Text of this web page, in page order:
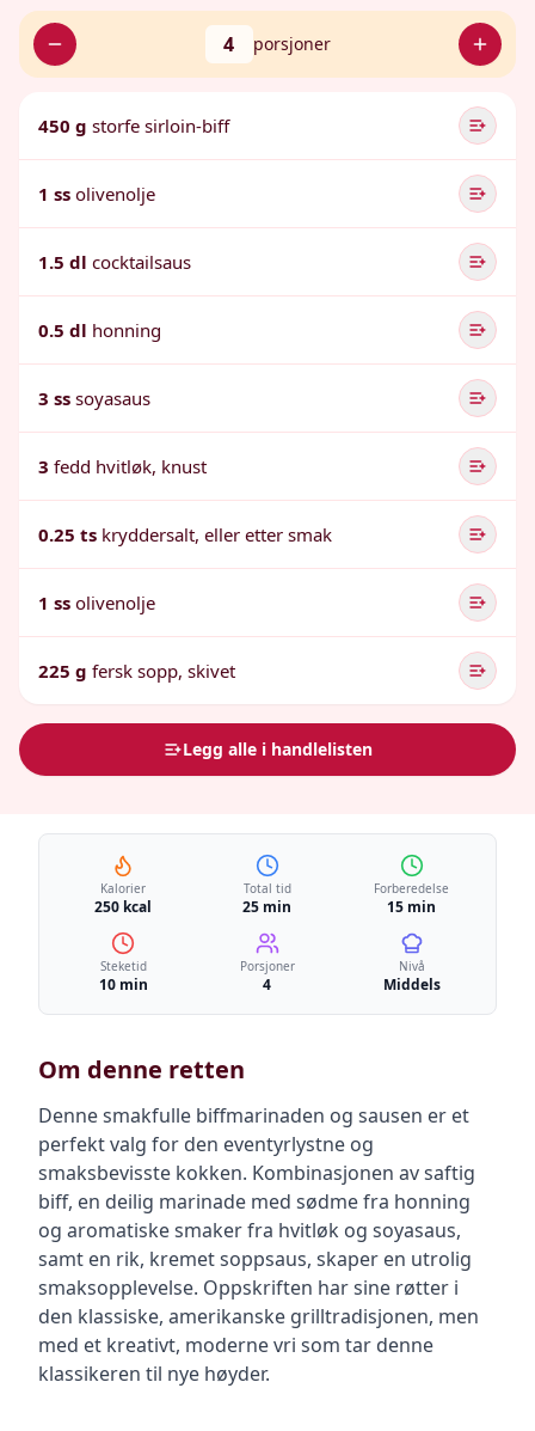
4 porsjoner
450 g storfe sirloin-biff
1 ss olivenolje
1.5 dl cocktailsaus
0.5 dl honning
3 ss soyasaus
3 fedd hvitløk, knust
0.25 ts kryddersalt, eller etter smak
1 ss olivenolje
225 g fersk sopp, skivet
Legg alle i handlelisten
Kalorier
250 kcal
Total tid
25 min
Forberedelse
15 min
Steketid
10 min
Porsjoner
4
Nivå
Middels
Om denne retten
Denne smakfulle biffmarinaden og sausen er et
perfekt valg for den eventyrlystne og
smaksbevisste kokken. Kombinasjonen av saftig
biff, en deilig marinade med sødme fra honning
og aromatiske smaker fra hvitløk og soyasaus,
samt en rik, kremet soppsaus, skaper en utrolig
smaksopplevelse. Oppskriften har sine røtter i
den klassiske, amerikanske grilltradisjonen, men
med et kreativt, moderne vri som tar denne
klassikeren til nye høyder.